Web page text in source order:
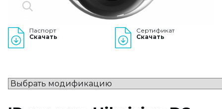
Паспорт
Скачать
Сертификат
Скачать